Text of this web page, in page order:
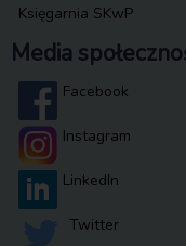
Księgarnia SKwP
Media
Facebook
Instagram
LinkedIn
Twitter